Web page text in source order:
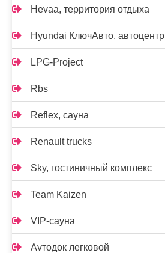
Hevaa, территория отдыха
Hyundai КлючАвто, автоцентр
LPG-Project
Rbs
Reflex, сауна
Renault trucks
Sky, гостиничный комплекс
Team Kaizen
VIP-сауна
Аvтодок легковой